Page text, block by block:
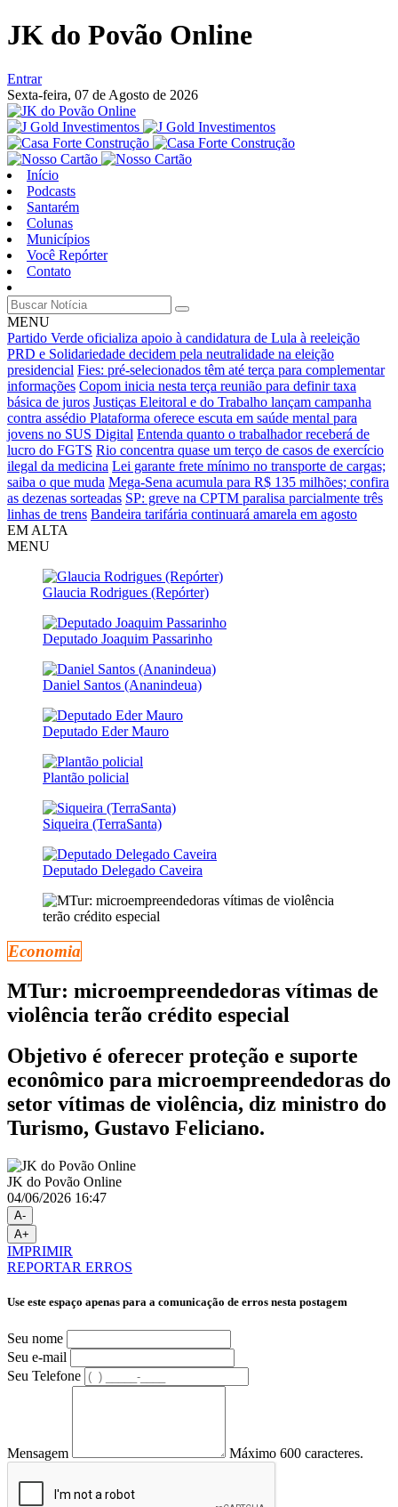
JK do Povão Online
Entrar
Sexta-feira, 07 de Agosto de 2026
Início
Podcasts
Santarém
Colunas
Municípios
Você Repórter
Contato
MENU
Partido Verde oficializa apoio à candidatura de Lula à reeleição
PRD e Solidariedade decidem pela neutralidade na eleição
presidencial Fies: pré-selecionados têm até terça para complementar
informações Copom inicia nesta terça reunião para definir taxa
básica de juros Justiças Eleitoral e do Trabalho lançam campanha
contra assédio Plataforma oferece escuta em saúde mental para
jovens no SUS Digital Entenda quanto o trabalhador receberá de
lucro do FGTS Rio concentra quase um terço de casos de exercício
ilegal da medicina Lei garante frete mínimo no transporte de cargas;
saiba o que muda Mega-Sena acumula para R$ 135 milhões; confira
as dezenas sorteadas SP: greve na CPTM paralisa parcialmente três
linhas de trens Bandeira tarifária continuará amarela em agosto
EM ALTA
MENU
Glaucia Rodrigues (Repórter)
Deputado Joaquim Passarinho
Daniel Santos (Ananindeua)
Deputado Eder Mauro
Plantão policial
Siqueira (TerraSanta)
Deputado Delegado Caveira
Economia
MTur: microempreendedoras vítimas de
violência terão crédito especial
Objetivo é oferecer proteção e suporte
econômico para microempreendedoras do
setor vítimas de violência, diz ministro do
Turismo, Gustavo Feliciano.
JK do Povão Online
04/06/2026 16:47
A-
A+
IMPRIMIR
REPORTAR ERROS
Use este espaço apenas para a comunicação de erros nesta postagem
Seu nome
Seu e-mail
Seu Telefone
Mensagem Máximo 600 caracteres.